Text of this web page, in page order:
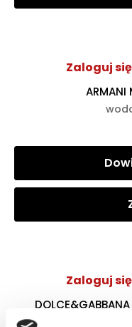
Zaloguj
ARMANI
Zaloguj